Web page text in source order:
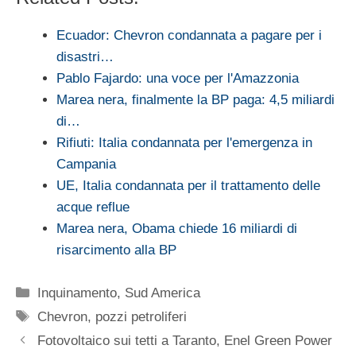
Ecuador: Chevron condannata a pagare per i
disastri…
Pablo Fajardo: una voce per l'Amazzonia
Marea nera, finalmente la BP paga: 4,5 miliardi
di…
Rifiuti: Italia condannata per l'emergenza in
Campania
UE, Italia condannata per il trattamento delle
acque reflue
Marea nera, Obama chiede 16 miliardi di
risarcimento alla BP
Categorie
Inquinamento, Sud America
Tag
Chevron, pozzi petroliferi
Fotovoltaico sui tetti a Taranto, Enel Green Power